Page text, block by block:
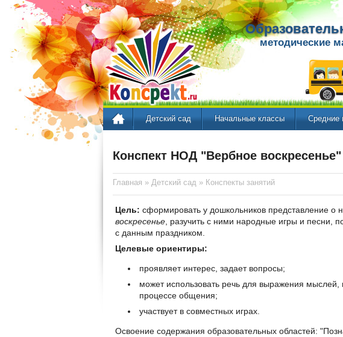
методические
Детский сад Начальные классы Средние
Конспект НОД "Вербное воскресенье"
Главная » Детский сад » Конспекты занятий
Цель: сформировать у дошкольников представление о
воскресенье, разучить с ними народные игры и песни,
с данным праздником.
Целевые ориентиры:
проявляет интерес, задает вопросы;
может использовать речь для выражения мыслей,
процессе общения;
участвует в совместных играх.
Освоение содержания образовательных областей: